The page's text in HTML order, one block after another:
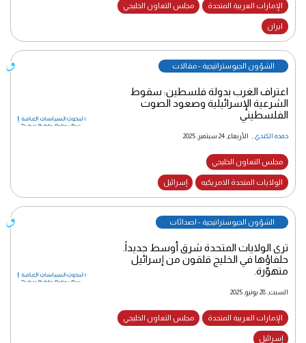
الإمارات العربية المتحدة مجلس التعاون الخليجي
ايران
الشؤون الجيوستراتيجية - مقالات
اعتراف الغرب بدولة فلسطين: سقوط
الشرعية الإسرائيلية وصعود الصوت
الفلسطيني
حمده الكندي الأربعاء, 24 سبتمبر, 2025
مجلس التعاون الخليجي
الولايات المتحدة الامريكيه إسرائيل
الشؤون الجيوستراتيجية - اصدائات
ترى الولايات المتحدة شرق أوسط جديداً.
حلفاؤها في الخليج قلقون من إسرائيل
متهوّرة.
السبت, 28 يونيو, 2025
الإمارات العربية المتحدة مجلس التعاون الخليجي
إسرائيل